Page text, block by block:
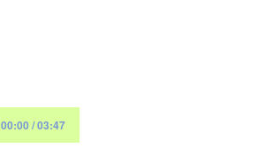
00:00 / 03:47